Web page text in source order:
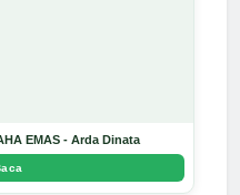
EMAS - Arda Dinata